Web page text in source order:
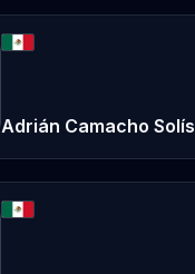
Adrián Camacho Solís